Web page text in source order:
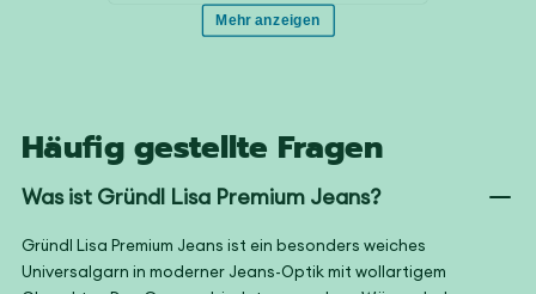
Häufig gestellte Fragen
Was ist Gründl Lisa Premium Jeans?
Gründl Lisa Premium Jeans ist ein besonders weiches
Universalgarn in moderner Jeans-Optik mit wollartigem